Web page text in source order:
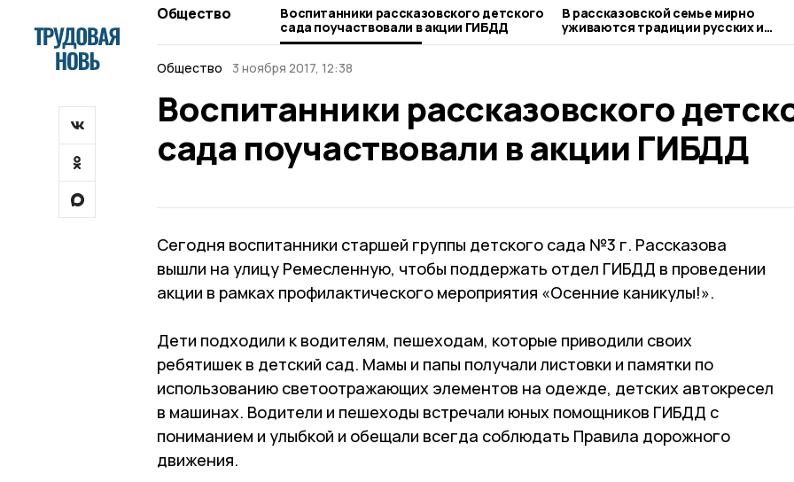
Общество
Воспитанники рассказовского детского
сада поучаствовали в акции ГИБДД
В рассказовской семье мирно
уживаются традиции русских и
чеченцев
Общество 3 ноября 2017, 12:38
Воспитанники рассказовского
сада поучаствовали в акции ГИБДД
Сегодня воспитанники старшей группы детского сада №3 г. Рассказова
вышли на улицу Ремесленную, чтобы поддержать отдел ГИБДД в проведении
акции в рамках профилактического мероприятия «Осенние каникулы!».
Дети подходили к водителям, пешеходам, которые приводили своих
ребятишек в детский сад. Мамы и папы получали листовки и памятки по
использованию светоотражающих элементов на одежде, детских автокресел
в машинах. Водители и пешеходы встречали юных помощников ГИБДД с
пониманием и улыбкой и обещали всегда соблюдать Правила дорожного
движения.